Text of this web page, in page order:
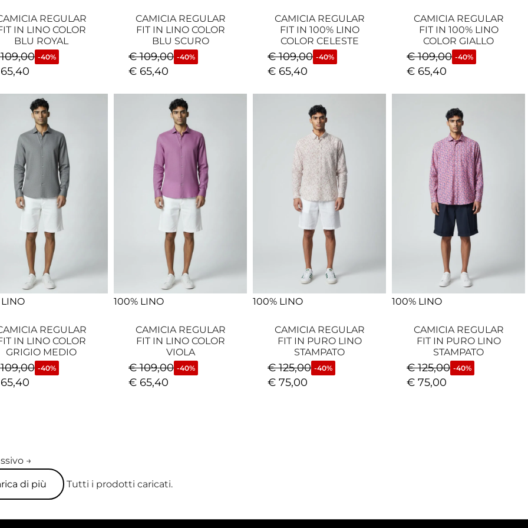
REGULAR
IN LINO COLOR
BLU ROYAL
-40%
CAMICIA REGULAR
FIT IN LINO COLOR
BLU SCURO
€109,00 -40%
€ 65,40
CAMICIA REGULAR
FIT IN 100% LINO
COLOR CELESTE
€109,00 -40%
€ 65,40
CAMICIA REGULAR
FIT IN 100% LINO
COLOR GIALLO
€109,00 -40%
€ 65,40
REGULAR
IN LINO COLOR
GRIGIO MEDIO
-40%
100% LINO
CAMICIA REGULAR
FIT IN LINO COLOR
VIOLA
€109,00 -40%
€ 65,40
100% LINO
CAMICIA REGULAR
FIT IN PURO LINO
STAMPATO
€125,00 -40%
€ 75,00
100% LINO
CAMICIA REGULAR
FIT IN PURO LINO
STAMPATO
€125,00 -40%
€ 75,00
→
di più Tutti i prodotti caricati.